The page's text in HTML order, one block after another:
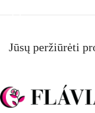
Jūsų peržiūrėti